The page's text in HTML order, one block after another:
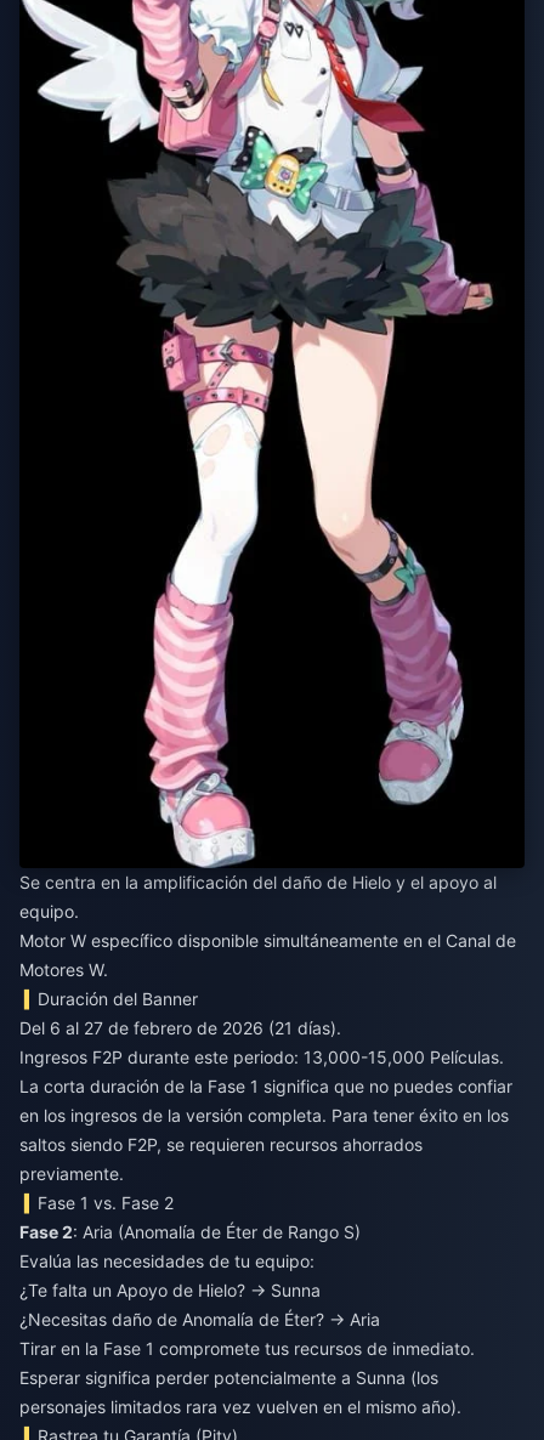
Se centra en la amplificación del daño de Hielo y el apoyo al
equipo.
Motor W específico disponible simultáneamente en el Canal de
Motores W.
Duración del Banner
Del 6 al 27 de febrero de 2026 (21 días).
Ingresos F2P durante este periodo: 13,000-15,000 Películas.
La corta duración de la Fase 1 significa que no puedes confiar
en los ingresos de la versión completa. Para tener éxito en los
saltos siendo F2P, se requieren recursos ahorrados
previamente.
Fase 1 vs. Fase 2
Fase 2: Aria (Anomalía de Éter de Rango S)
Evalúa las necesidades de tu equipo:
¿Te falta un Apoyo de Hielo? → Sunna
¿Necesitas daño de Anomalía de Éter? → Aria
Tirar en la Fase 1 compromete tus recursos de inmediato.
Esperar significa perder potencialmente a Sunna (los
personajes limitados rara vez vuelven en el mismo año).